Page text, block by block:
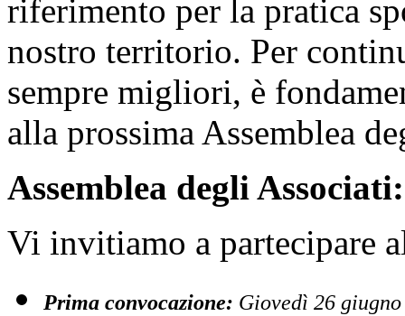
riferimento per la pratica
nostro territorio. Per
sempre migliori, è
alla prossima Assemblea
Assemblea degli
Vi invitiamo a partecipare
Prima convocazione: Giovedì 26